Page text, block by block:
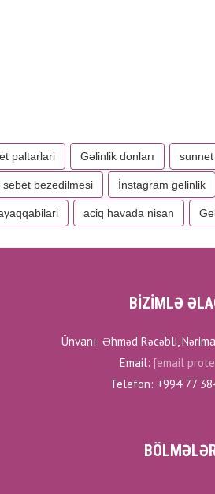
paltarlari Gəlinlik donları
sebet bezedilmesi İnstagram gelinlik
aciq havada nisan
BİZİMLƏ
Ünvanı: Əhməd Rəcəbli,
Email: [email
Telefon: +994 77